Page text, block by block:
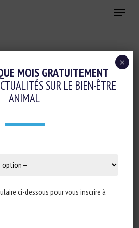
Menu
du bien-être animal
Abattage, Ramassage
GROUPS COMMEND
CONGRESS FOR
LEGISLATION TO END
SLAUGHTER
18 mai 2023
MOIS GRATUITEMENT
SUR LE BIEN-ÊTRE
ANIMAL
ci-dessous pour vous inscrire à
×